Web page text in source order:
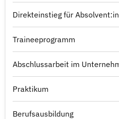
Direkteinstieg für
Traineeprogramm
Abschlussarbeit im
Praktikum
Berufsausbildung